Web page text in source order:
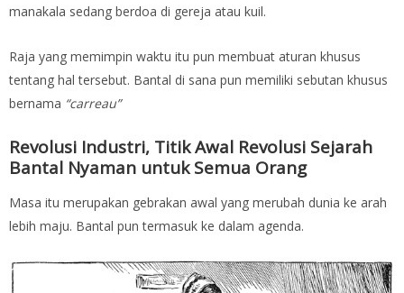
manakala sedang berdoa di gereja atau kuil.
Raja yang memimpin waktu itu pun membuat aturan khusus
tentang hal tersebut. Bantal di sana pun memiliki sebutan khusus
bernama “carreau”
Revolusi Industri, Titik Awal Revolusi Sejarah
Bantal Nyaman untuk Semua Orang
Masa itu merupakan gebrakan awal yang merubah dunia ke arah
lebih maju. Bantal pun termasuk ke dalam agenda.